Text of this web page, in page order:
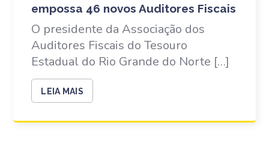
empossa 46 novos Auditores Fiscais
O presidente da Associação dos
Auditores Fiscais do Tesouro
Estadual do Rio Grande do Norte […]
LEIA MAIS